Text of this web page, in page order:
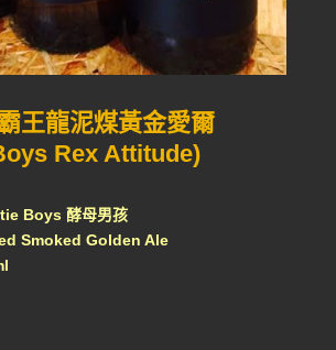
王龍泥煤黃金愛爾
Rex Attitude)
Boys 酵母男孩
Smoked Golden Ale